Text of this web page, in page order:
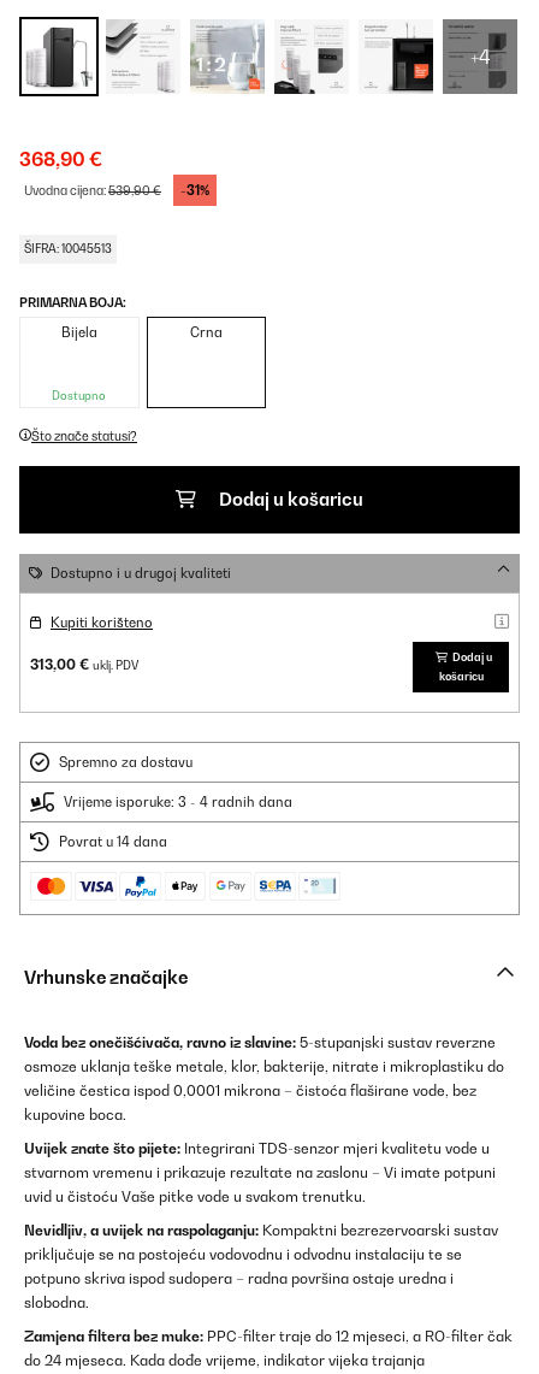
+4
368,90 €
Uvodna cijena:539,90 € -31%
ŠIFRA: 10045513
PRIMARNA BOJA:
Bijela
Dostupno
Crna
Što znače statusi?
Dodaj u košaricu
Dostupno i u drugoj kvaliteti
Kupiti korišteno
313,00 € uklj. PDV
Dodaj u
košaricu
Spremno za dostavu
Vrijeme isporuke: 3 - 4 radnih dana
Povrat u 14 dana
Vrhunske značajke
Voda bez onečišćivača, ravno iz slavine: 5-stupanjski sustav reverzne
osmoze uklanja teške metale, klor, bakterije, nitrate i mikroplastiku do
veličine čestica ispod 0,0001 mikrona – čistoća flaširane vode, bez
kupovine boca.
Uvijek znate što pijete: Integrirani TDS-senzor mjeri kvalitetu vode u
stvarnom vremenu i prikazuje rezultate na zaslonu – Vi imate potpuni
uvid u čistoću Vaše pitke vode u svakom trenutku.
Nevidljiv, a uvijek na raspolaganju: Kompaktni bezrezervoarski sustav
priključuje se na postojeću vodovodnu i odvodnu instalaciju te se
potpuno skriva ispod sudopera – radna površina ostaje uredna i
slobodna.
Zamjena filtera bez muke: PPC-filter traje do 12 mjeseci, a RO-filter čak
do 24 mjeseca. Kada dođe vrijeme, indikator vijeka trajanja